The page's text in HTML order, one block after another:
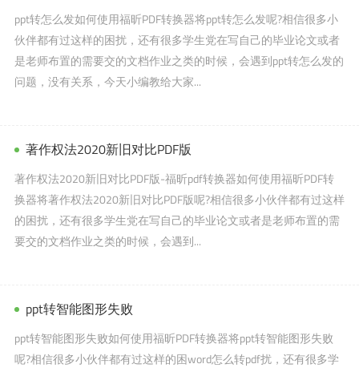
ppt转怎么发如何使用福昕PDF转换器将ppt转怎么发呢?相信很多小
伙伴都有过这样的困扰，还有很多学生党在写自己的毕业论文或者
是老师布置的需要交的文档作业之类的时候，会遇到ppt转怎么发的
问题，没有关系，今天小编教给大家...
著作权法2020新旧对比PDF版
著作权法2020新旧对比PDF版-福昕pdf转换器如何使用福昕PDF转
换器将著作权法2020新旧对比PDF版呢?相信很多小伙伴都有过这样
的困扰，还有很多学生党在写自己的毕业论文或者是老师布置的需
要交的文档作业之类的时候，会遇到...
ppt转智能图形失败
ppt转智能图形失败如何使用福昕PDF转换器将ppt转智能图形失败
呢?相信很多小伙伴都有过这样的困word怎么转pdf扰，还有很多学